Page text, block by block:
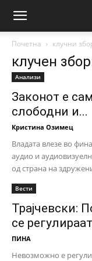
Почетна клучни
клучен
Анализи
Законот е
слободни и...
Кристина Озимец
Владата влезе во
аудио и
од страна на
Вести
Трајчевски:
се
ПИНА
Невозможно е